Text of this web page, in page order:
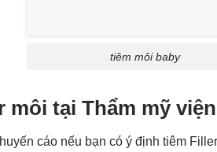
tiêm môi baby
môi tại Thẩm mỹ
cáo nếu bạn có ý định tiêm